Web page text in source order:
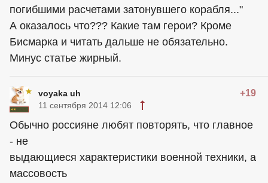
погибшими расчетами затонувшего корабля..."
А оказалось что??? Какие там герои? Кроме
Бисмарка и читать дальше не обязательно.
Минус статье жирный.
voyaka uh +19
11 сентября 2014 12:06
Обычно россияне любят повторять, что главное
- не
выдающиеся характеристики военной техники, а
массовость